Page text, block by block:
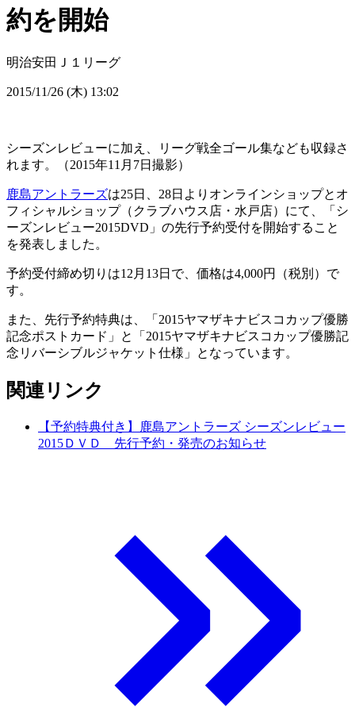
約を開始
明治安田Ｊ１リーグ
2015/11/26 (木) 13:02
シーズンレビューに加え、リーグ戦全ゴール集なども収録さ
れます。（2015年11月7日撮影）
鹿島アントラーズは25日、28日よりオンラインショップとオ
フィシャルショップ（クラブハウス店・水戸店）にて、「シ
ーズンレビュー2015DVD」の先行予約受付を開始すること
を発表しました。
予約受付締め切りは12月13日で、価格は4,000円（税別）で
す。
また、先行予約特典は、「2015ヤマザキナビスコカップ優勝
記念ポストカード」と「2015ヤマザキナビスコカップ優勝記
念リバーシブルジャケット仕様」となっています。
関連リンク
【予約特典付き】鹿島アントラーズ シーズンレビュー
2015ＤＶＤ 先行予約・発売のお知らせ